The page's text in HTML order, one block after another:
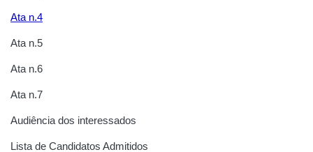
Ata n.4
Ata n.5
Ata n.6
Ata n.7
Audiência dos interessados
Lista de Candidatos Admitidos